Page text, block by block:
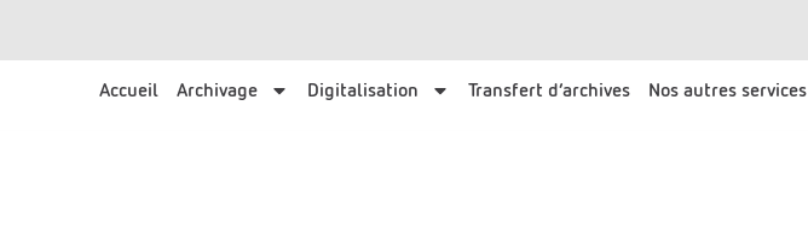
Accueil Archivage Digitalisation Transfert d’archives Nos autres services